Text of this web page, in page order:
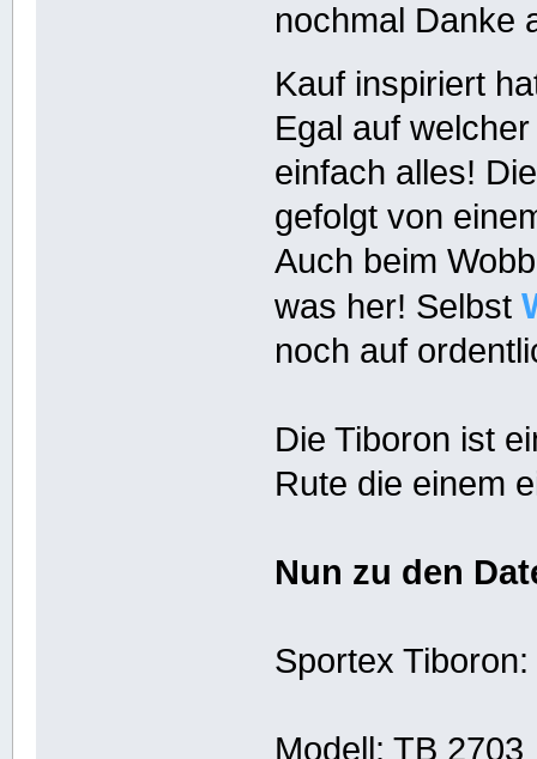
nochmal Danke
Kauf inspiriert
Egal auf
einfach alles!
gefolgt von
Auch beim
was her! Selbst
noch auf
Die Tiboron ist
Rute die einem
Nun zu den
Sportex Tiboron:
Modell: TB 2703